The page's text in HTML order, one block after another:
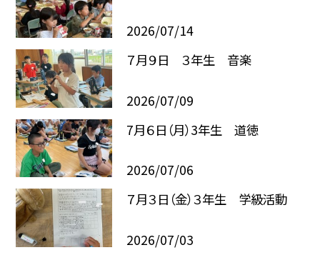
2026/07/14
７月９日 ３年生 音楽
2026/07/09
7月６日（月）3年生 道徳
2026/07/06
７月３日（金）３年生 学級活動
2026/07/03